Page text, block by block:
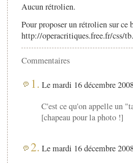
Aucun rétrolien.
Pour proposer un rétrolien sur
http://operacritiques.free.fr/css/
Commentaires
1. Le mardi 16 décembre
C'est ce qu'on appelle un
[chapeau pour la photo !]
2. Le mardi 16 décembre